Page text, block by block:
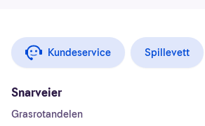
Kundeservice Spillevett
Snarveier
Grasrotandelen